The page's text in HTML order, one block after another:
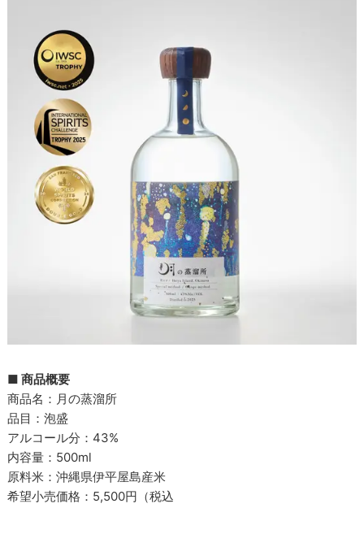
■ 商品概要
商品名：月の蒸溜所
品目：泡盛
アルコール分：43%
内容量：500ml
原料米：沖縄県伊平屋島産米
希望小売価格：5,500円（税込